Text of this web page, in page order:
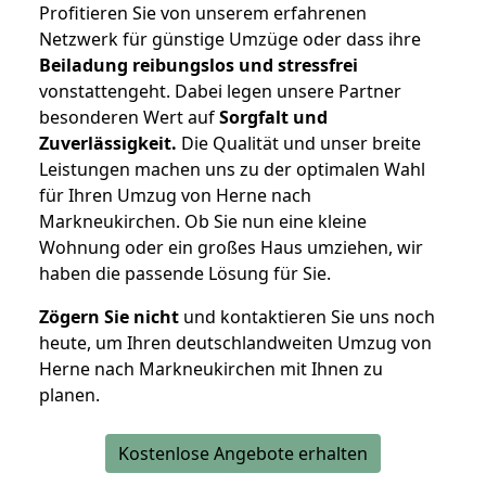
Profitieren Sie von unserem erfahrenen
Netzwerk für günstige Umzüge oder dass ihre
Beiladung reibungslos und stressfrei
vonstattengeht. Dabei legen unsere Partner
besonderen Wert aufSorgfalt und
Zuverlässigkeit. Die Qualität und unser breite
Leistungen machen uns zu der optimalen Wahl
für Ihren Umzug von Herne nach
Markneukirchen. Ob Sie nun eine kleine
Wohnung oder ein großes Haus umziehen, wir
haben die passende Lösung für Sie.
Zögern Sie nicht und kontaktieren Sie uns noch
heute, um Ihren deutschlandweiten Umzug von
Herne nach Markneukirchen mit Ihnen zu
planen.
Kostenlose Angebote erhalten